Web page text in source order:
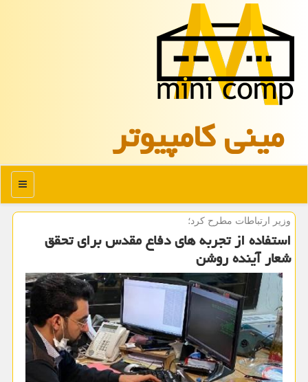
مینی كامپیوتر
منو
وزیر ارتباطات مطرح كرد؛
استفاده از تجربه های دفاع مقدس برای تحقق
شعار آینده روشن